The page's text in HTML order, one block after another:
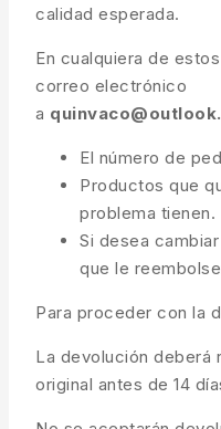
calidad esperada.
En cualquiera de
correo electrónico
a
El número de
Productos que
problema tienen.
Si desea
que le
Para proceder con la
La devolución deberá
original antes de 14